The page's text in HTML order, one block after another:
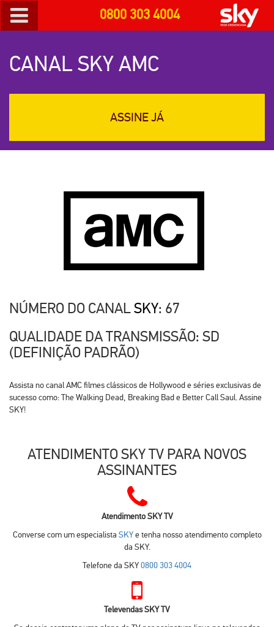
0800 303 4004
CANAL SKY AMC
ASSINE JÁ
NÚMERO DO CANALSKY: 67
QUALIDADE DA TRANSMISSÃO: SD
(DEFINIÇÃO PADRÃO)
Assista no canal AMC filmes clássicos de Hollywood e séries exclusivas de
sucesso como: The Walking Dead, Breaking Bad e Better Call Saul. Assine
SKY!
ATENDIMENTO SKY TV PARA NOVOS
ASSINANTES
Atendimento SKY TV
Converse com um especialista SKYe tenha nosso atendimento completo
da SKY.
Telefone da SKY0800 303 4004
Televendas SKY TV